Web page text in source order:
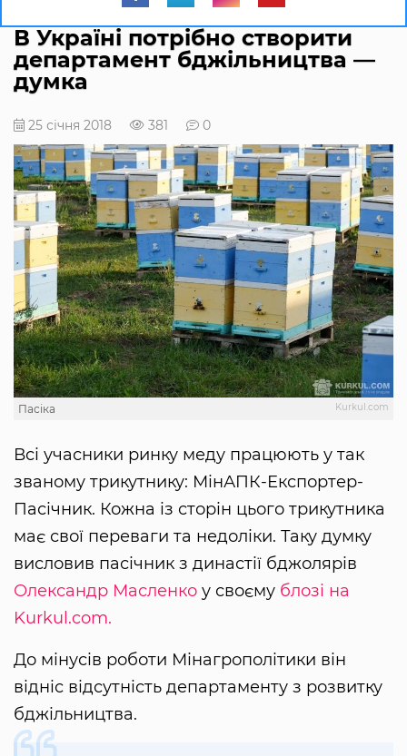
В Україні потрібно створити
департамент бджільництва —
думка
25 січня 2018 381 0
Kurkul.com
Пасіка
Всі учасники ринку меду працюють у так
званому трикутнику: МінАПК-Експортер-
Пасічник. Кожна із сторін цього трикутника
має свої переваги та недоліки. Таку думку
висловив пасічник з династії бджолярів
Олександр Масленко у своєму блозі на
Kurkul.com.
До мінусів роботи Мінагрополітики він
відніс відсутність департаменту з розвитку
бджільництва.